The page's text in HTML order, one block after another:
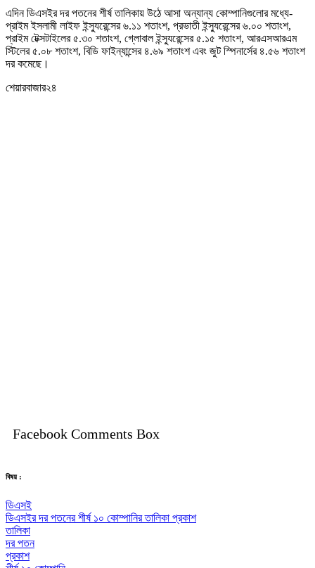
এদিন ডিএসইর দর পতনের শীর্ষ তালিকায় উঠে আসা অন্যান্য কোম্পানিগুলোর মধ্যে-
প্রাইম ইসলামী লাইফ ইন্স্যুরেন্সের ৬.১১ শতাংশ, প্রভাতী ইন্স্যুরেন্সের ৬.০০ শতাংশ,
প্রাইম টেক্সটাইলের ৫.৩০ শতাংশ, গ্লোবাল ইন্স্যুরেন্সের ৫.১৫ শতাংশ, আরএসআরএম
স্টিলের ৫.০৮ শতাংশ, বিডি ফাইন্যান্সের ৪.৬৯ শতাংশ এবং জুট স্পিনার্সের ৪.৫৬ শতাংশ
দর কমেছে।
শেয়ারবাজার২৪
Facebook Comments Box
বিষয় :
ডিএসই
ডিএসইর দর পতনের শীর্ষ ১০ কোম্পানির তালিকা প্রকাশ
তালিকা
দর পতন
প্রকাশ